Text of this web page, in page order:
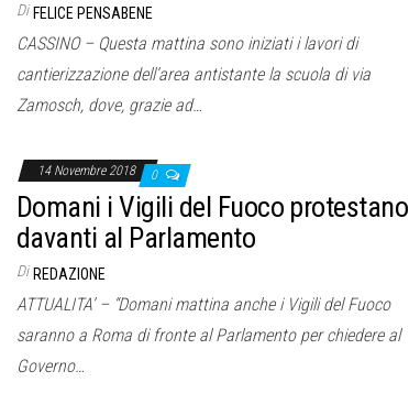
Di FELICE PENSABENE
CASSINO – Questa mattina sono iniziati i lavori di
cantierizzazione dell’area antistante la scuola di via
Zamosch, dove, grazie ad…
14 Novembre 2018 0
Domani i Vigili del Fuoco protestano
davanti al Parlamento
Di REDAZIONE
ATTUALITA’ – “Domani mattina anche i Vigili del Fuoco
saranno a Roma di fronte al Parlamento per chiedere al
Governo…